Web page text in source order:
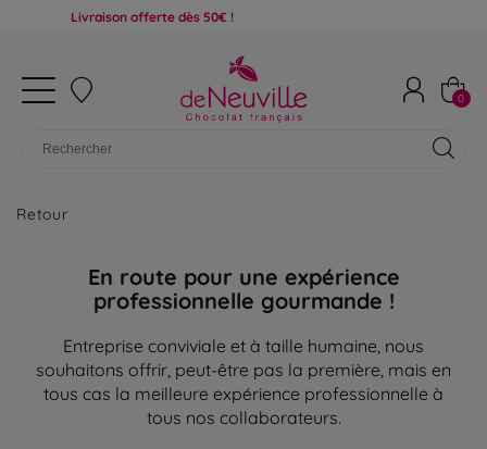
Livraison offerte dès 50€ !
0
Retour
En route pour une expérience
professionnelle gourmande !
Entreprise conviviale et à taille humaine, nous
souhaitons offrir, peut-être pas la première, mais en
tous cas la meilleure expérience professionnelle à
tous nos collaborateurs.